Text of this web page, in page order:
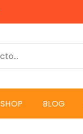
SHOP BLOG